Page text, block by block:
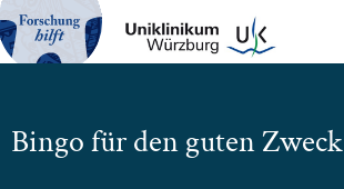
Bingo für den guten Zweck